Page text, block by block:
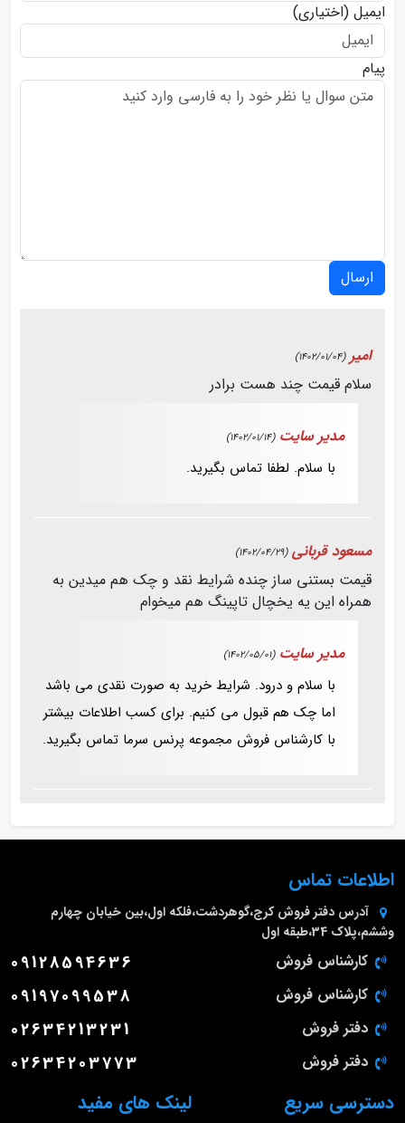
ایمیل (اختیاری)
پیام
ارسال
امیر (1402/01/04)
سلام قیمت چند هست برادر
مدیر سایت (1402/01/14)
با سلام. لطفا تماس بگیرید.
مسعود قربانی(1402/04/29)
قیمت بستنی ساز چنده شرایط نقد و چک هم میدین به
همراه این یه یخچال تاپینگ هم میخوام
مدیر سایت (1402/05/01)
با سلام و درود. شرایط خرید به صورت نقدی می باشد
اما چک هم قبول می کنیم. برای کسب اطلاعات بیشتر
با کارشناس فروش مجموعه پرنس سرما تماس بگیرید.
لینک های مفید دسترسی سریع
اطلاعات تماس
آدرس دفتر فروش کرج،گوهردشت،فلکه اول،بین خیابان چهارم
وششم،پلاک 34،طبقه اول
کارشناس فروش 09128594636
کارشناس فروش 09197099538
دفتر فروش 02634213231
دفتر فروش 02634203773